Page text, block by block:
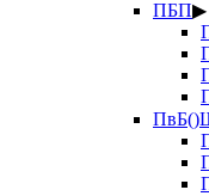
ПБП▶